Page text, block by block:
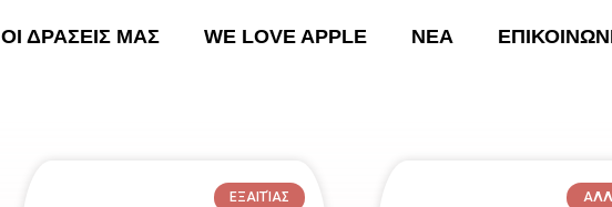
ΟΙ ΔΡΑΣΕΙΣ ΜΑΣ WE LOVE APPLE ΝΕΑ
ΕΞΑΙΤΊΑΣ